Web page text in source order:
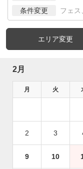
条件変更 フェス
エリア変更
2月
月 火
2 3
9 10